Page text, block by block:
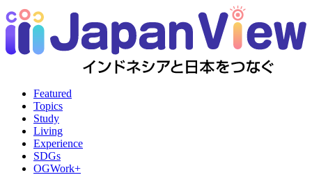
Featured
Topics
Study
Living
Experience
SDGs
OGWork+